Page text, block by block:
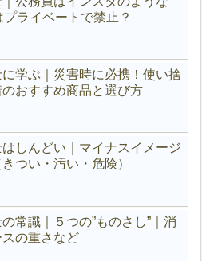
プライベートで禁止？
学ぶ｜災害時に必携！使い捨
のおすすめ商品と選び方
しんどい｜マイナスイメージ
きつい・汚い・危険）
常識｜５つの”ものさし”｜消
スの重さなど